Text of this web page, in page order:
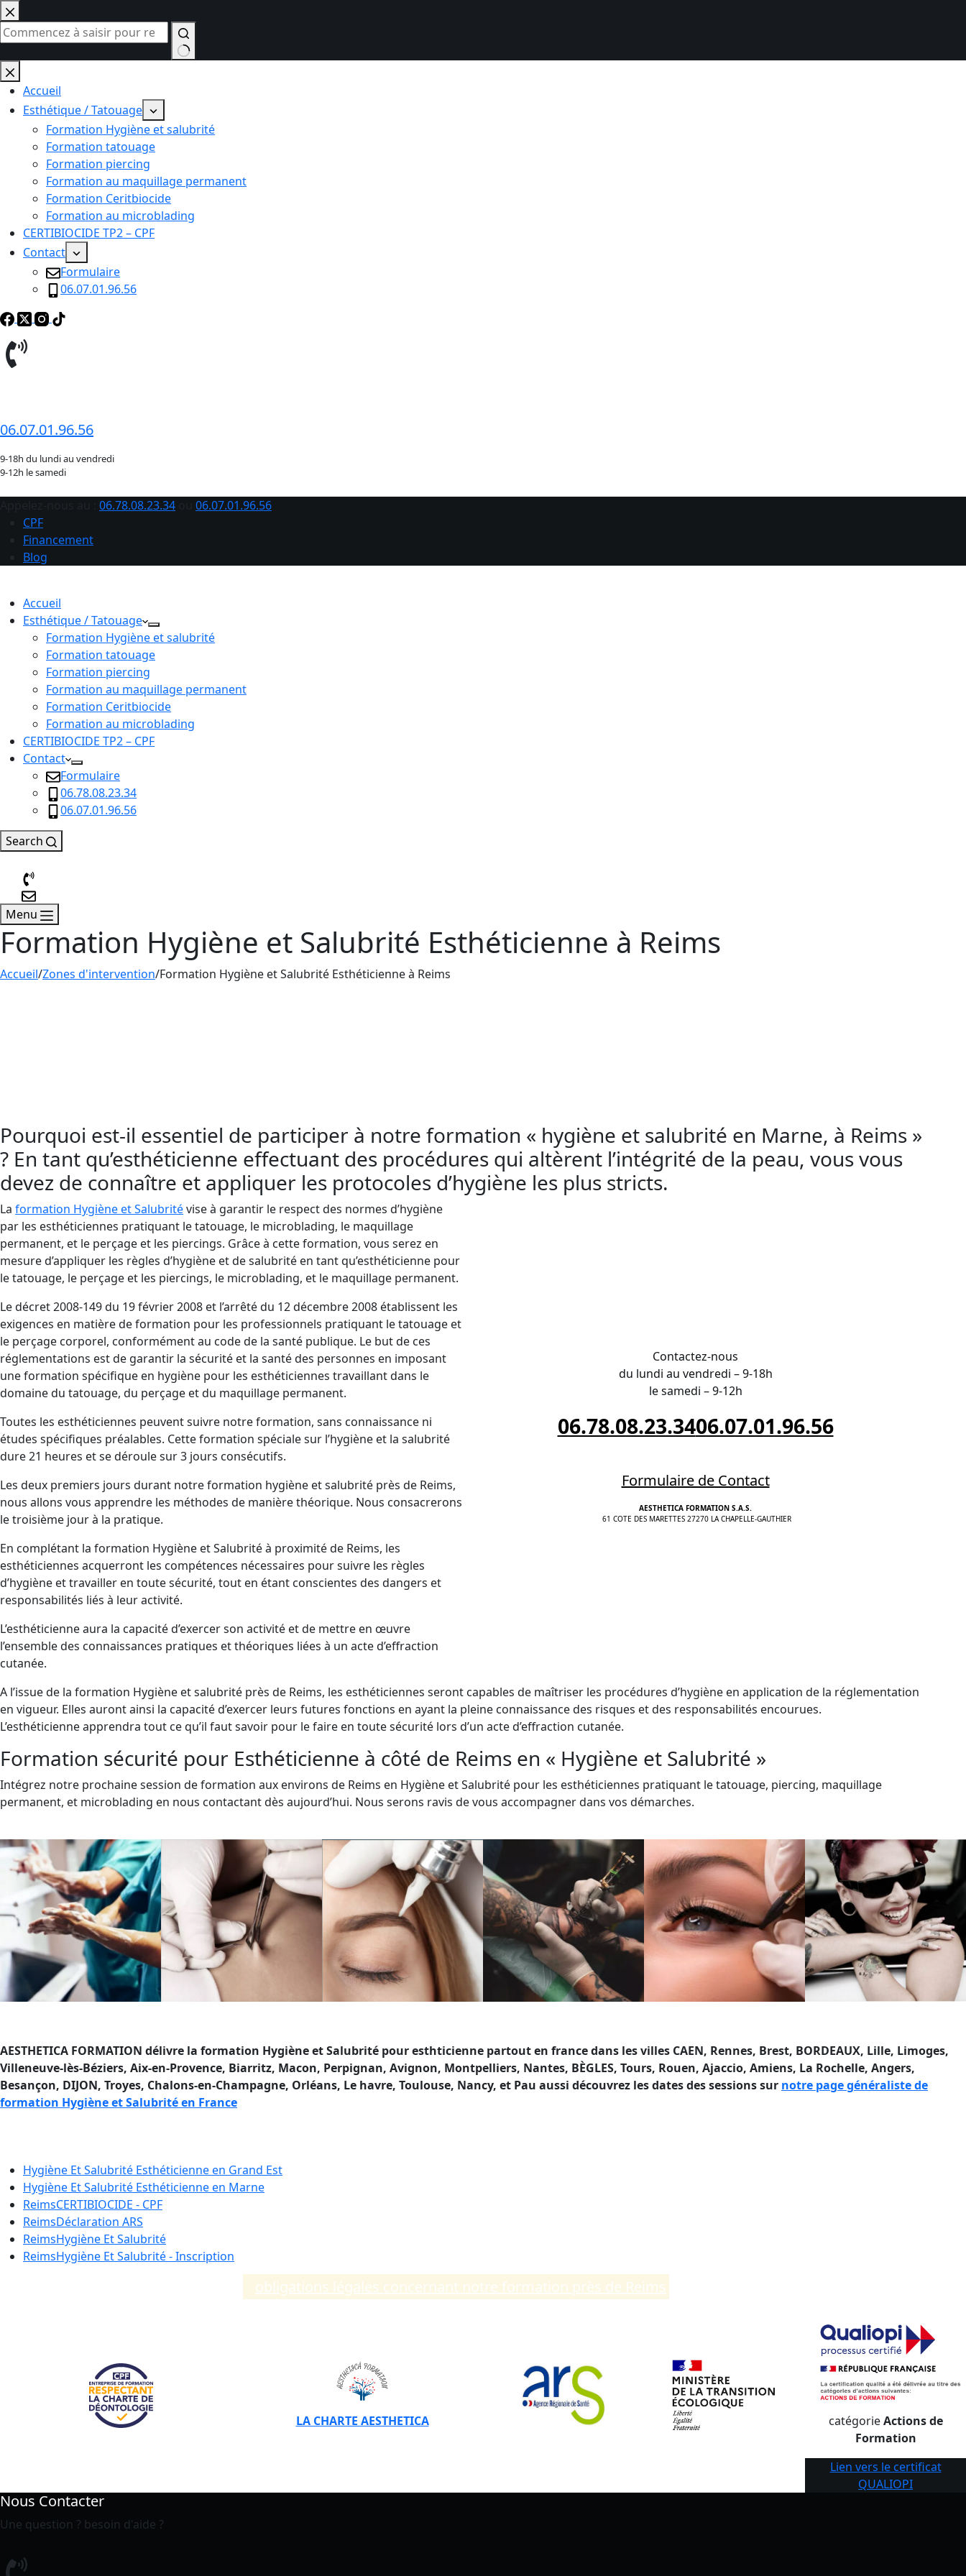
Passer
au
contenu
Aucun
résultatAccueil
Esthétique / Tatouage
Formation Hygiène et salubrité
Formation tatouage
Formation piercing
Formation au maquillage permanent
Formation Ceritbiocide
Formation au microblading
CERTIBIOCIDE TP2 – CPF
Contact
Formulaire
06.07.01.96.56
06.07.01.96.56
9-18h du lundi au vendredi
9-12h le samedi
06.78.08.23.34
06.07.01.96.56
CPF
Financement
Blog
Accueil
Esthétique / Tatouage
Formation Hygiène et salubrité
Formation tatouage
Formation piercing
Formation au maquillage permanent
Formation Ceritbiocide
Formation au microblading
CERTIBIOCIDE TP2 – CPF
Contact
Formulaire
06.78.08.23.34
06.07.01.96.56
Search
Menu
Formation Hygiène et Salubrité Esthéticienne à Reims
Accueil/Zones d'intervention/Formation Hygiène et Salubrité Esthéticienne à Reims
Pourquoi est-il essentiel de participer à notre formation « hygiène et salubrité en Marne, à Reims »
? En tant qu’esthéticienne effectuant des procédures qui altèrent l’intégrité de la peau, vous vous
devez de connaître et appliquer les protocoles d’hygiène les plus stricts.
La formation Hygiène et Salubritévise à garantir le respect des normes d’hygiène
par les esthéticiennes pratiquant le tatouage, le microblading, le maquillage
permanent, et le perçage et les piercings. Grâce à cette formation, vous serez en
mesure d’appliquer les règles d’hygiène et de salubrité en tant qu’esthéticienne pour
le tatouage, le perçage et les piercings, le microblading, et le maquillage permanent.
Le décret 2008-149 du 19 février 2008 et l’arrêté du 12 décembre 2008 établissent les
exigences en matière de formation pour les professionnels pratiquant le tatouage et
le perçage corporel, conformément au code de la santé publique. Le but de ces
réglementations est de garantir la sécurité et la santé des personnes en imposant
une formation spécifique en hygiène pour les esthéticiennes travaillant dans le
domaine du tatouage, du perçage et du maquillage permanent.
Toutes les esthéticiennes peuvent suivre notre formation, sans connaissance ni
études spécifiques préalables. Cette formation spéciale sur l’hygiène et la salubrité
dure 21 heures et se déroule sur 3 jours consécutifs.
Les deux premiers jours durant notre formation hygiène et salubrité près de Reims,
nous allons vous apprendre les méthodes de manière théorique. Nous consacrerons
le troisième jour à la pratique.
En complétant la formation Hygiène et Salubrité à proximité de Reims, les
esthéticiennes acquerront les compétences nécessaires pour suivre les règles
d’hygiène et travailler en toute sécurité, tout en étant conscientes des dangers et
responsabilités liés à leur activité.
L’esthéticienne aura la capacité d’exercer son activité et de mettre en œuvre
l’ensemble des connaissances pratiques et théoriques liées à un acte d’effraction
cutanée.
Contactez-nous
du lundi au vendredi – 9-18h
le samedi – 9-12h
06.78.08.23.3406.07.01.96.56
Formulaire de Contact
AESTHETICA FORMATION S.A.S.
61 COTE DES MARETTES 27270 LA CHAPELLE-GAUTHIER
A l’issue de la formation Hygiène et salubrité près de Reims, les esthéticiennes seront capables de maîtriser les procédures d’hygiène en application de la réglementation
en vigueur. Elles auront ainsi la capacité d’exercer leurs futures fonctions en ayant la pleine connaissance des risques et des responsabilités encourues.
L’esthéticienne apprendra tout ce qu’il faut savoir pour le faire en toute sécurité lors d’un acte d’effraction cutanée.
Formation sécurité pour Esthéticienne à côté de Reims en « Hygiène et Salubrité »
Intégrez notre prochaine session de formation aux environs de Reims en Hygiène et Salubrité pour les esthéticiennes pratiquant le tatouage, piercing, maquillage
permanent, et microblading en nous contactant dès aujourd’hui. Nous serons ravis de vous accompagner dans vos démarches.
AESTHETICA FORMATION délivre la formation Hygiène et Salubrité pour esthticienne partout en france dans les villes CAEN, Rennes, Brest, BORDEAUX, Lille, Limoges,
Villeneuve-lès-Béziers, Aix-en-Provence, Biarritz, Macon, Perpignan, Avignon, Montpelliers, Nantes, BÈGLES, Tours, Rouen, Ajaccio, Amiens, La Rochelle, Angers,
Besançon, DIJON, Troyes, Chalons-en-Champagne, Orléans, Le havre, Toulouse, Nancy, et Pau aussi découvrez les dates des sessions sur notre page généraliste de
formation Hygiène et Salubrité en France
Hygiène Et Salubrité Esthéticienne en Grand Est
Hygiène Et Salubrité Esthéticienne en Marne
ReimsCERTIBIOCIDE - CPF
ReimsDéclaration ARS
ReimsHygiène Et Salubrité
ReimsHygiène Et Salubrité - Inscription
obligations légales concernant notre formation près de Reims
LA CHARTE AESTHETICA catégorieActions de
Formation
Lien vers le certificat
QUALIOPI
Nous Contacter
Une question ? besoin d'aide ?